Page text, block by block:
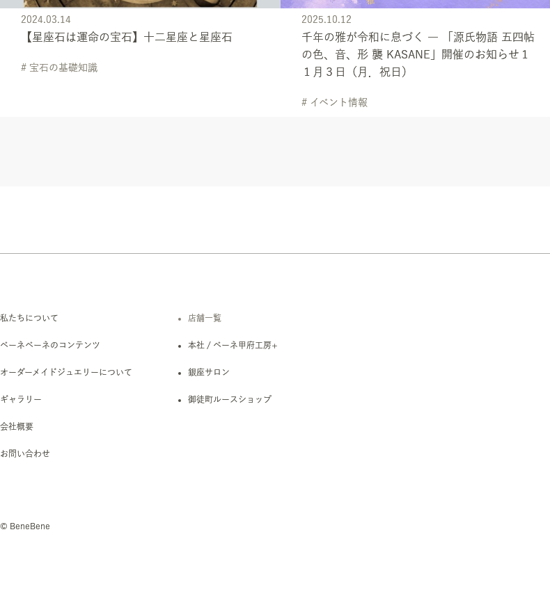
2024.03.14
【星座石は運命の宝石】十二星座と星座石
# 宝石の基礎知識
2025.10.12
千年の雅が令和に息づく ― 「源氏物語 五四帖
の色、音、形 襲 KASANE」開催のお知らせ１
１月３日（月．祝日）
# イベント情報
私たちについて
ベーネベーネのコンテンツ
オーダーメイドジュエリーについて
ギャラリー
会社概要
お問い合わせ
店舗一覧
本社 / ベーネ甲府工房+
銀座サロン
御徒町ルースショップ
© BeneBene